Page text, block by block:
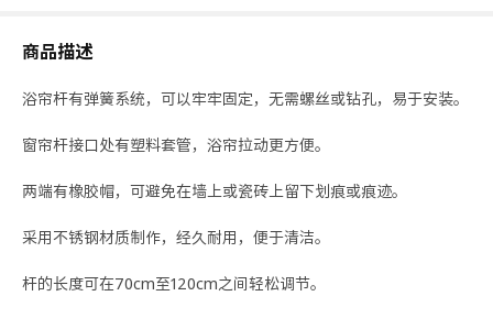
商品描述
浴帘杆有弹簧系统，可以牢牢固定，无需螺丝或钻孔，易于安装。
窗帘杆接口处有塑料套管，浴帘拉动更方便。
两端有橡胶帽，可避免在墙上或瓷砖上留下划痕或痕迹。
采用不锈钢材质制作，经久耐用，便于清洁。
杆的长度可在70cm至120cm之间轻松调节。